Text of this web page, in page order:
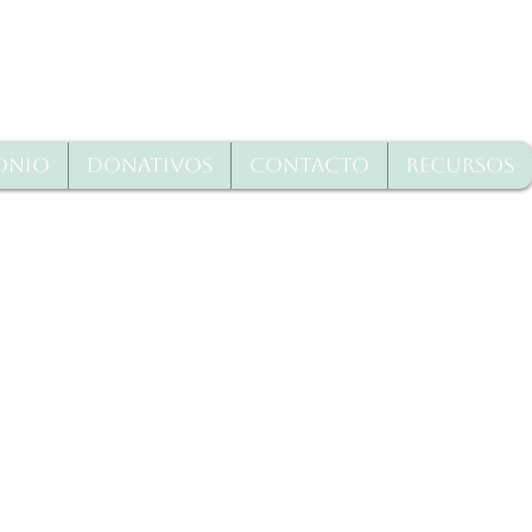
Donativos Contacto Recursos